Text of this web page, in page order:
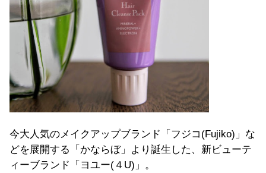
今大人気のメイクアップブランド「フジコ(Fujiko)」な
どを展開する「かならぼ」より誕生した、新ビューテ
ィーブランド「ヨユー(４U)」。